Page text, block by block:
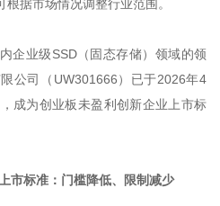
根据市场情况调整行业范围。
企业级SSD（固态存储）领域的领
公司（UW301666）已于2026年4
成为创业板未盈利创新企业上市标
市标准：门槛降低、限制减少